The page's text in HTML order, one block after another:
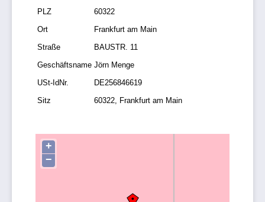
PLZ
60322
Ort
Frankfurt am Main
Straße
BAUSTR. 11
Geschäftsname Jörn Menge
USt-IdNr.
DE256846619
Sitz
60322, Frankfurt am Main
+
−